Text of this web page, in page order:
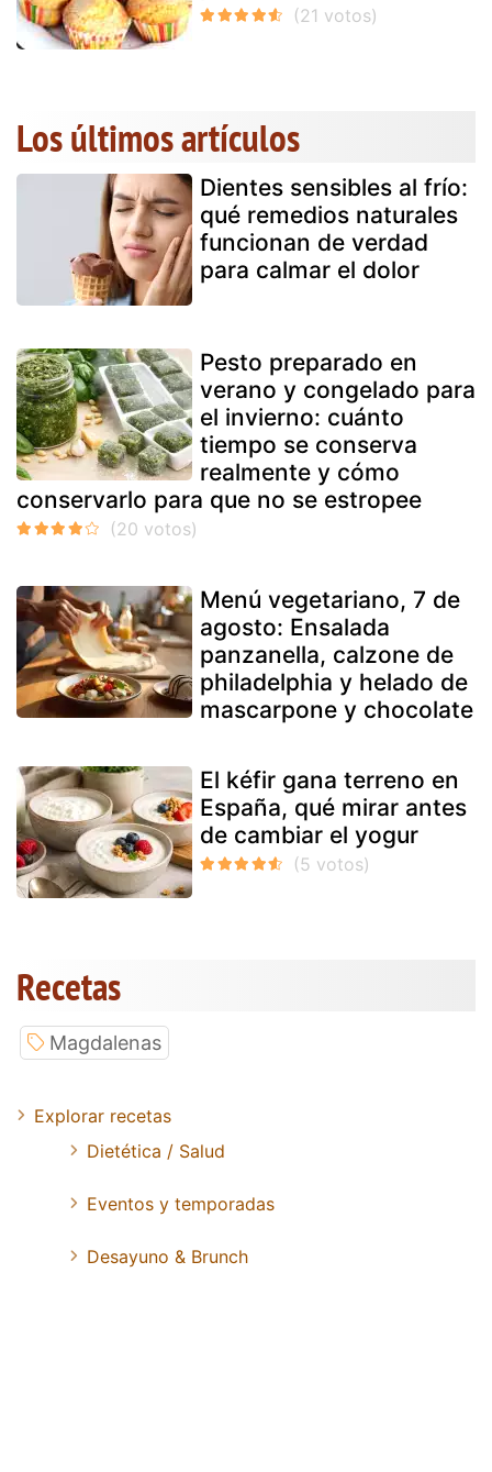
Los últimos artículos
Dientes sensibles al frío:
qué remedios naturales
funcionan de verdad
para calmar el dolor
Pesto preparado en
verano y congelado para
el invierno: cuánto
tiempo se conserva
realmente y cómo
conservarlo para que no se estropee
Menú vegetariano, 7 de
agosto: Ensalada
panzanella, calzone de
philadelphia y helado de
mascarpone y chocolate
El kéfir gana terreno en
España, qué mirar antes
de cambiar el yogur
Recetas
Magdalenas
Explorar recetas
Dietética / Salud
Eventos y temporadas
Desayuno & Brunch